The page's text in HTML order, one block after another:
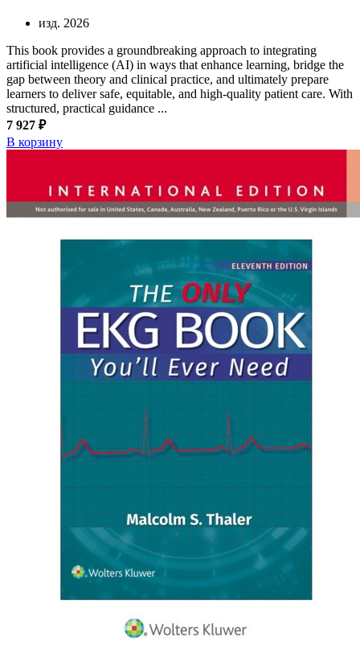
изд. 2026
This book provides a groundbreaking approach to integrating
artificial intelligence (AI) in ways that enhance learning, bridge the
gap between theory and clinical practice, and ultimately prepare
learners to deliver safe, equitable, and high-quality patient care. With
structured, practical guidance ...
7 927 ₽
В корзину